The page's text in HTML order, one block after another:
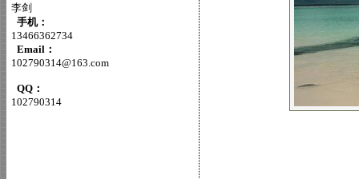
李剑
手机：
13466362734
Email：
102790314@163.com
QQ：
102790314